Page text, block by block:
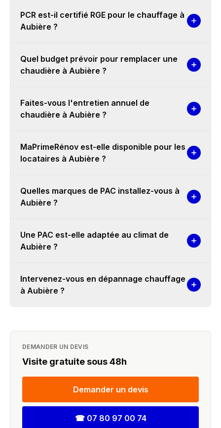
PCR est-il certifié RGE pour le chauffage à
Aubière ?
Quel budget prévoir pour remplacer une
chaudière à Aubière ?
Faites-vous l'entretien annuel de
chaudière à Aubière ?
MaPrimeRénov est-elle disponible pour les
locataires à Aubière ?
Quelles marques de PAC installez-vous à
Aubière ?
Une PAC est-elle adaptée au climat de
Aubière ?
Intervenez-vous en dépannage chauffage
à Aubière ?
DEMANDER UN DEVIS
Visite gratuite sous 48h
Demander un devis
☎ 07 80 97 00 74